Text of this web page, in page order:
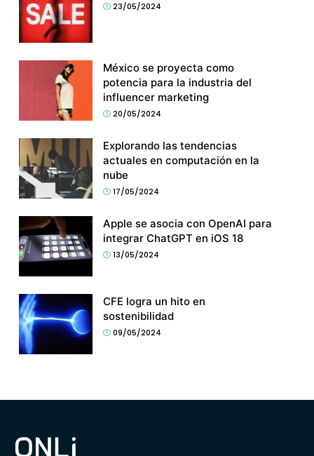
23/05/2024
México se proyecta como
potencia para la industria del
influencer marketing
20/05/2024
Explorando las tendencias
actuales en computación en la
nube
17/05/2024
Apple se asocia con OpenAI para
integrar ChatGPT en iOS 18
13/05/2024
CFE logra un hito en
sostenibilidad
09/05/2024